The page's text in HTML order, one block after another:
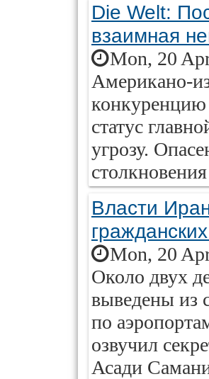
Die Welt:
взаимная
Mon, 20
Американо-
статус
угрозу.
Власти
Mon, 20
Около двух
выведены из
по
озвучил
Асади